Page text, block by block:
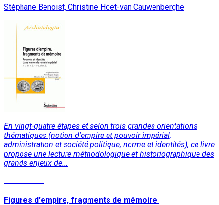
Stéphane Benoist, Christine Hoët-van Cauwenberghe
En vingt-quatre étapes et selon trois grandes orientations
thématiques (notion d'empire et pouvoir impérial,
administration et société politique, norme et identités), ce livre
propose une lecture méthodologique et historiographique des
grands enjeux de...
Figures d'empire, fragments de mémoire